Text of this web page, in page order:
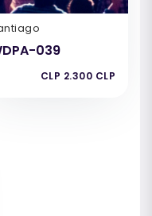
039
CLP 2.300 CLP